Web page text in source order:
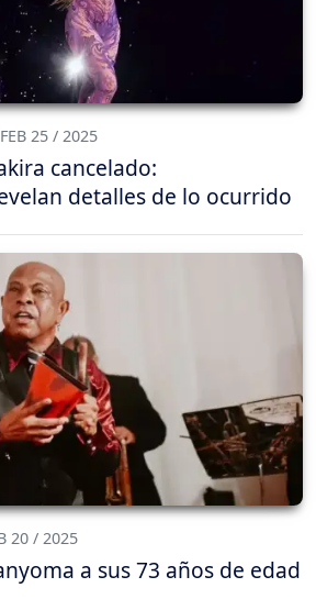
25 / 2025
cancelado:
detalles de lo ocurrido
20 / 2025
a sus 73 años de edad